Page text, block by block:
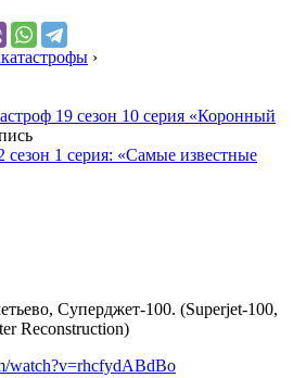
›
19 сезон 10 серия «Коронный
1 серия: «Самые известные
Суперджет-100. (Superjet-100,
Reconstruction)
watch?v=rhcfydABdBo